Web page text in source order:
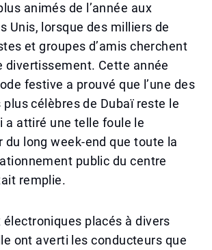
animés de l’année aux
Unis, lorsque des milliers de
et groupes d’amis cherchent
divertissement. Cette année
festive a prouvé que l’une des
célèbres de Dubaï reste le
a attiré une telle foule le
du long week-end que toute la
public du centre
remplie.
électroniques placés à divers
ont averti les conducteurs que